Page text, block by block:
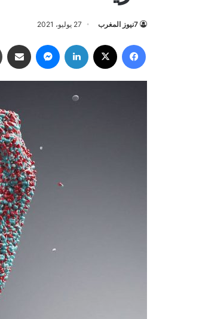
7نيوز المغرب 27 يوليو، 2021